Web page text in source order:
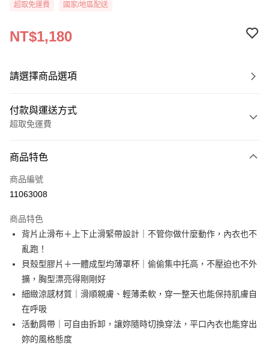
超取免運費 國家/地區配送
NT$1,180
請選擇商品選項
付款與運送方式
超取免運費
信用卡一次付款
信用卡分期付款
合作金庫商業銀行
華南商業銀行
彰化商業銀行
上海商業儲蓄銀行
國泰世華商業銀行
兆豐國際商業銀行
臺灣中小企業銀行
匯豐（台灣）商業銀行
華泰商業銀行
聯邦商業銀行
遠東國際商業銀行
元大商業銀行
玉山商業銀行
星展（台灣）商業銀行
台新國際商業銀行
6 期 0 利率 每期
華南商業銀行
上海商業儲蓄銀行
台北富邦商業銀行
國泰世華商業銀行
臺灣中小企業銀行
台中商業銀行
匯豐（台灣）商業銀行
聯邦商業銀行
遠東國際商業銀行
元大商業銀行
永豐商業銀行
玉山商業銀行
12 期 0 利率 每期 NT$98 21家銀行
合作金庫商業銀行
第一商業銀行
上海商業儲蓄銀行
國泰世華商業銀行
兆豐國際商業銀行
臺灣中小企業銀行
匯豐（台灣）商業銀行
華泰商業銀行
聯邦商業銀行
24 期 0 利率 每期NT$49 20家銀行
合作金庫商業銀行
華南商業銀行
彰化商業銀行
兆豐國際商業銀行
台中商業銀行
匯豐（台灣）商業銀行
華泰商業銀行
超商取貨付款
LINE Pay
街口支付
商品特色
商品編號
11063008
商品特色
背片止滑布＋上下止滑緊帶設計｜不管你做什麼動作，內衣也不
亂跑！
貝殼型膠片＋一體成型均薄罩杯｜偷偷集中托高，不壓迫也不外
擴，胸型漂亮得剛剛好
細緻涼感材質｜滑順親膚、輕薄柔軟，穿一整天也能保持肌膚自
在呼吸
活動肩帶｜可自由拆卸，讓妳隨時切換穿法，平口內衣也能穿出
妳的風格態度